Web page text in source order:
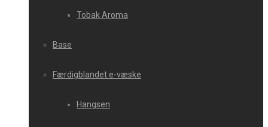
Tobak Aroma
Base
Færdigblandet e-væske
Hangsen